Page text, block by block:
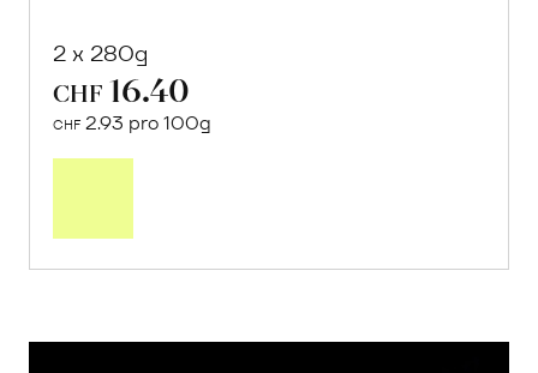
2 x 280g
CHF 16.40
CHF 2.93 pro 100g